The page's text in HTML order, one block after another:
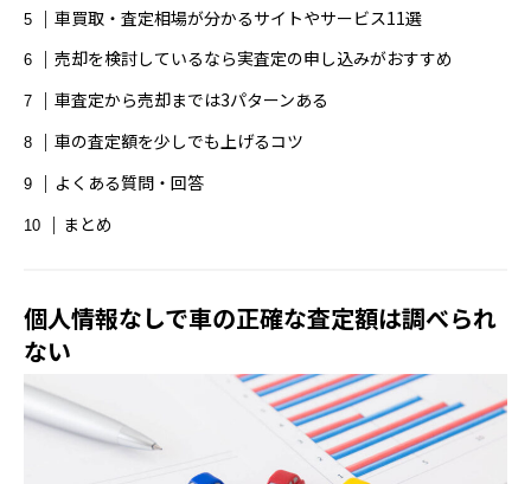
車買取・査定相場が分かるサイトやサービス11選
売却を検討しているなら実査定の申し込みがおすすめ
車査定から売却までは3パターンある
車の査定額を少しでも上げるコツ
よくある質問・回答
まとめ
個人情報なしで車の正確な査定額は調べられ
ない
料金 新車リース 査定比較サイト
無料カウンセリング 男性おすすめ
男性パーソナルジム
車査定 車買取 転職おすすめ
食事制限 食事指導
駐車場 駐車場アプリ 駐車場サイト